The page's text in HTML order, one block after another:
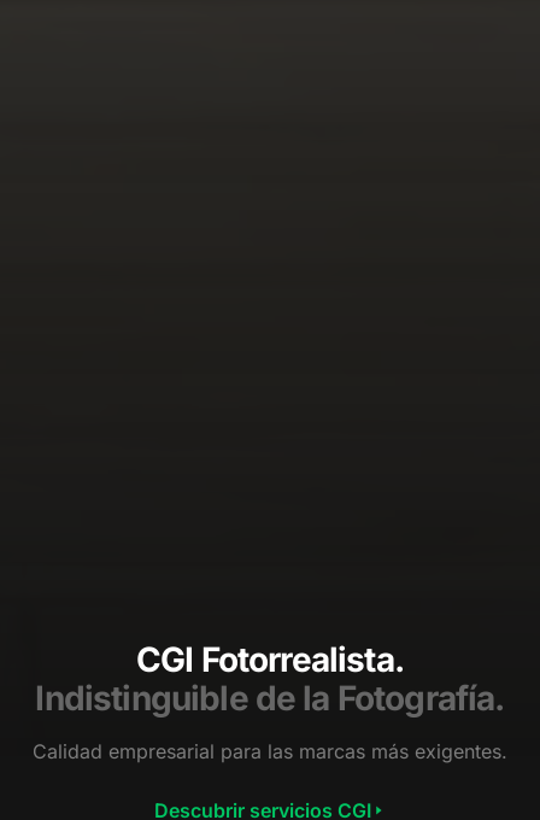
CGI Fotorrealista.
Indistinguible de la Fotografía.
Calidad empresarial para las marcas más exigentes.
Descubrir servicios CGI